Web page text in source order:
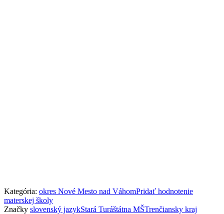
Kategória: okres Nové Mesto nad VáhomPridať hodnotenie
materskej školy
Značky slovenský jazykStará Turáštátna MŠTrenčiansky kraj